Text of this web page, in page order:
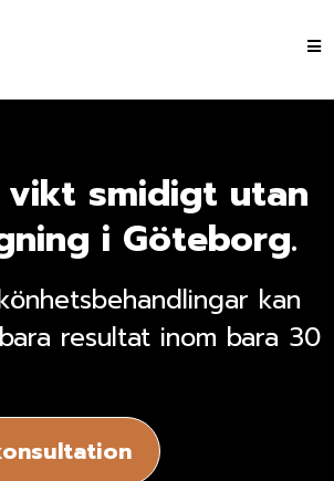
vikt smidigt utan
i Göteborg.
kan
resultat inom bara 30